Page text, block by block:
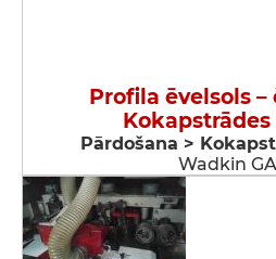
Profila ēvelsols
Pārdošana >
Wadkin